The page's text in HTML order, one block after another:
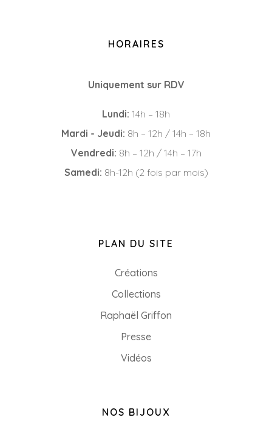
HORAIRES
Uniquement sur RDV
Lundi: 14h – 18h
Mardi - Jeudi: 8h – 12h / 14h – 18h
Vendredi: 8h – 12h / 14h – 17h
Samedi: 8h-12h (2 fois par mois)
PLAN DU SITE
Créations
Collections
Raphaël Griffon
Presse
Vidéos
NOS BIJOUX